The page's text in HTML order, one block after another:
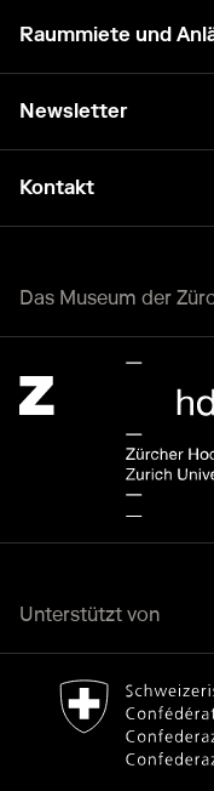
Raummiete und
Newsletter
Kontakt
Das Museum der
Unterstützt von